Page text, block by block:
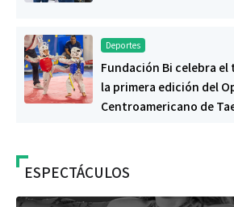
Deportes
Fundación Bi celebra
la primera edición del
Centroamericano de
ESPECTÁCULOS